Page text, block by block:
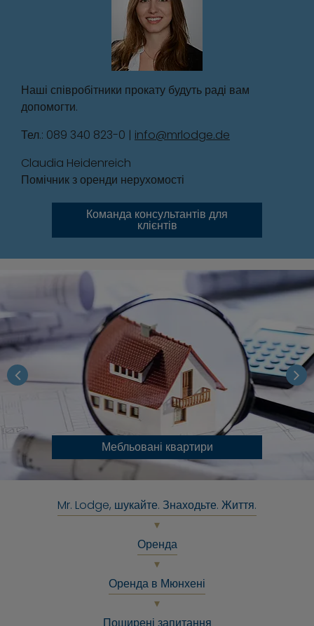
Наші співробітники прокату будуть раді вам
допомогти.
Тел.: 089 340 823-0 | info@mrlodge.de
Claudia Heidenreich
Помічник з оренди нерухомості
Команда консультантів для
клієнтів
Мебльовані квартири
Mr. Lodge, шукайте. Знаходьте. Життя.
Оренда
Оренда в Мюнхені